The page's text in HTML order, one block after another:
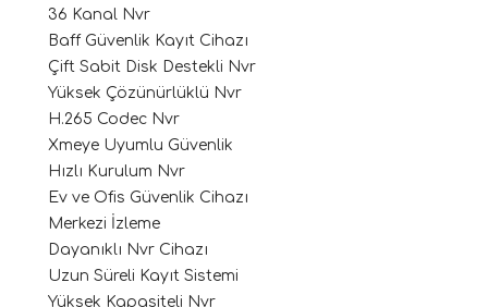
36 Kanal Nvr
Baff Güvenlik Kayıt Cihazı
Çift Sabit Disk Destekli Nvr
Yüksek Çözünürlüklü Nvr
H.265 Codec Nvr
Xmeye Uyumlu Güvenlik
Hızlı Kurulum Nvr
Ev ve Ofis Güvenlik Cihazı
Merkezi İzleme
Dayanıklı Nvr Cihazı
Uzun Süreli Kayıt Sistemi
Yüksek Kapasiteli Nvr